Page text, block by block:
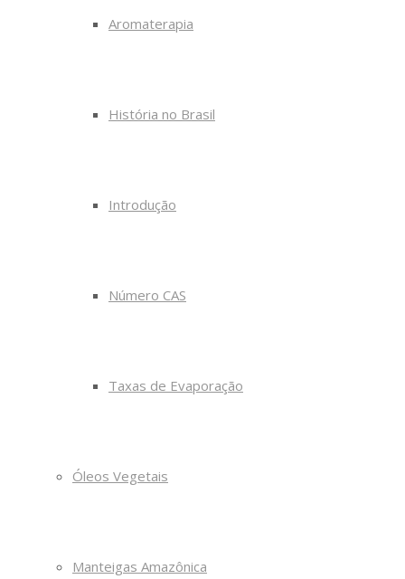
Aromaterapia
História no Brasil
Introdução
Número CAS
Taxas de Evaporação
Óleos Vegetais
Manteigas Amazônica